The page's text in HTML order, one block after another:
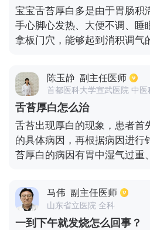
宝宝舌苔厚白多是由于胃肠积
手心脚心发热、大便不调、睡
拿板门穴，能够起到消积调气
四横纹，推清大肠，每个穴位
积滞很好的清除，使宝宝的舌
善。
陈玉静 副主任医师
首都医科大学宣武医院 中医
舌苔厚白怎么治
舌苔出现厚白的现象，患者首
的具体病因，再根据病因进行
苔厚白的病因有胃中湿气过重
腻以及舌苔白厚等症状的话，
气，这种情况下，患者可以服
燥湿治疗，祛除胃中湿气。而
马伟 副主任医师
山东省立医院 全科
一到下午就发烧怎么回事？